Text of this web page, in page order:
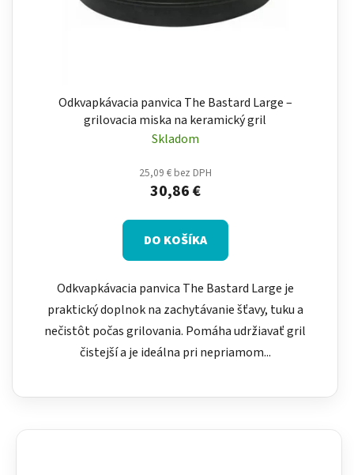
Odkvapkávacia panvica The Bastard Large –
grilovacia miska na keramický gril
Skladom
25,09 € bez DPH
30,86 €
DO KOŠÍKA
Odkvapkávacia panvica The Bastard Large je
praktický doplnok na zachytávanie šťavy, tuku a
nečistôt počas grilovania. Pomáha udržiavať gril
čistejší a je ideálna pri nepriamom...